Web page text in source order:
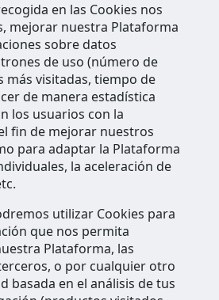
en las Cookies nos
mejorar nuestra Plataforma
sobre datos
de uso (número de
más visitadas, tiempo de
de manera estadística
los usuarios con la
fin de mejorar nuestros
para adaptar la Plataforma
la aceleración de
utilizar Cookies para
que nos permita
Plataforma, las
o por cualquier otro
basada en el análisis de tus